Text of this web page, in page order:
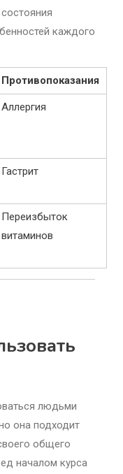
каждого
Противопоказания
Аллергия
Гастрит
Переизбыток
витаминов
людьми
она подходит
общего
началом курса